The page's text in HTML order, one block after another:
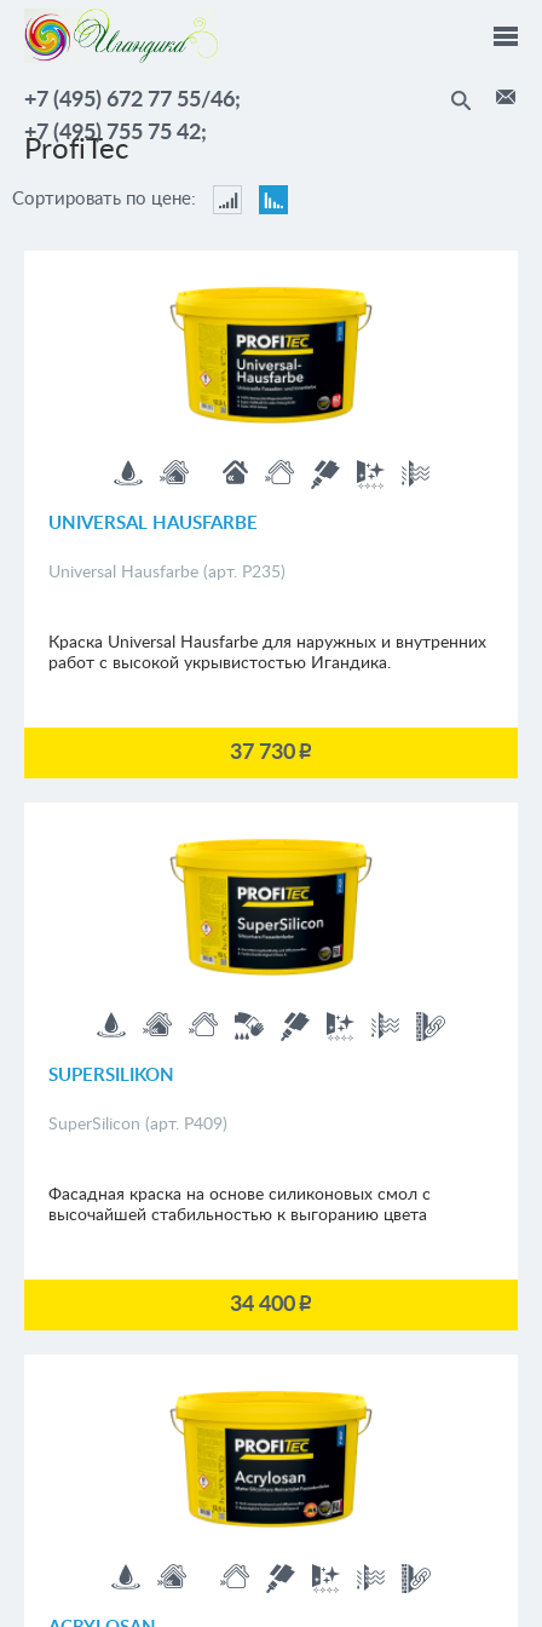
Перейти к основному содержанию
+7 (495) 672 77 55/46;
+7 (495) 755 75 42;
ProfiTec
Сортировать по цене:
цене:
По
возрастанию
цене:
По
убыванию
UNIVERSAL HAUSFARBE
Universal Hausfarbe (арт. P235)
Краска Universal Hausfarbe для наружных и внутренних
работ с высокой укрывистостью Игандика.
37 730p
SUPERSILIKON
SuperSilicon (арт. P409)
Фасадная краска на основе силиконовых смол с
высочайшей стабильностью к выгоранию цвета
34 400p